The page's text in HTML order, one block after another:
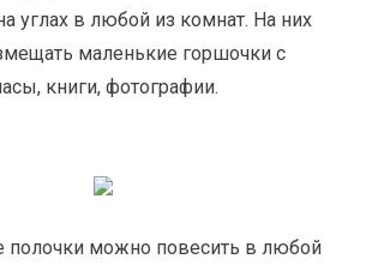
углах в любой из комнат. На них
маленькие горшочки с
книги, фотографии.
полочки можно повесить в любой